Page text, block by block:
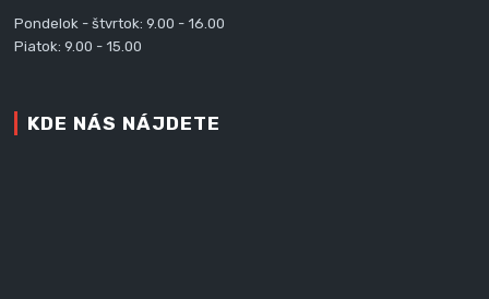
Pondelok - štvrtok: 9.00 - 16.00
Piatok: 9.00 - 15.00
KDE NÁS NÁJDETE